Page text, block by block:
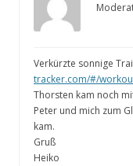
Verkürzte sonnige
tracker.com/#/
Thorsten kam noch
Peter und mich zum
kam.
Gruß
Heiko